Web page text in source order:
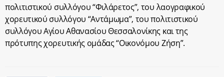
πολιτιστικού συλλόγου “Φιλάρετος”, του λαογραφικού
χορευτικού συλλόγου “Αντάμωμα”, του πολιτιστικού
συλλόγου Αγίου Αθανασίου Θεσσαλονίκης και της
πρότυπης χορευτικής ομάδας “Οικονόμου Ζήση”.